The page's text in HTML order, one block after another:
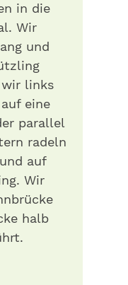
in die
Wir
und
wir links
eine
parallel
radeln
auf
Wir
halb